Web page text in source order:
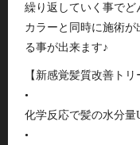
繰り返していく事でど
カラーと同時に施術が
る事が出来ます♪
【新感覚髪質改善トリ
•
化学反応で髪の水分量
•